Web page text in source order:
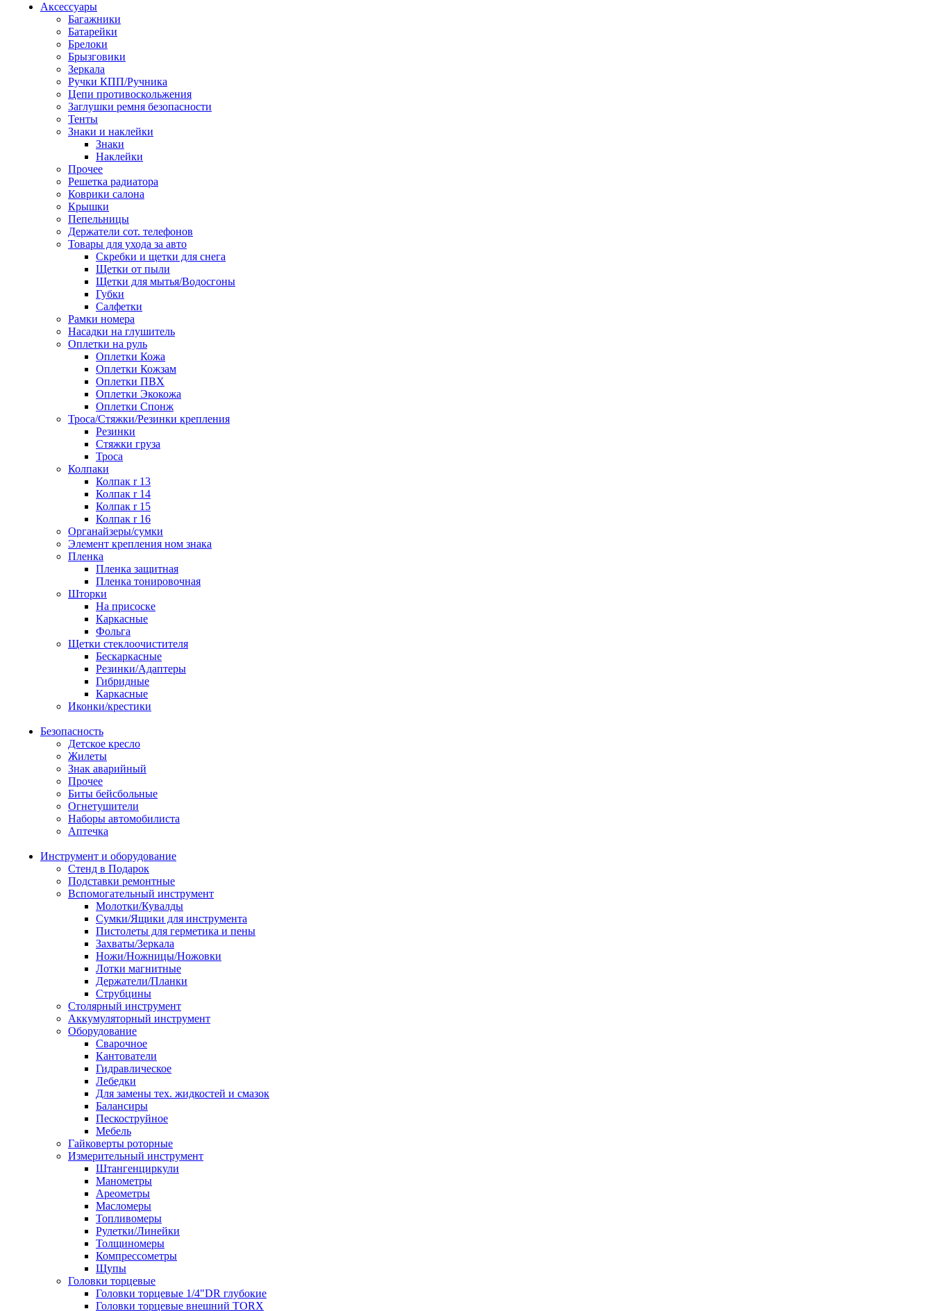
Аксессуары
Багажники
Батарейки
Брелоки
Брызговики
Зеркала
Ручки КПП/Ручника
Цепи противоскольжения
Заглушки ремня безопасности
Тенты
Знаки и наклейки
Знаки
Наклейки
Прочее
Решетка радиатора
Коврики салона
Крышки
Пепельницы
Держатели сот. телефонов
Товары для ухода за авто
Скребки и щетки для снега
Щетки от пыли
Щетки для мытья/Водосгоны
Губки
Салфетки
Рамки номера
Насадки на глушитель
Оплетки на руль
Оплетки Кожа
Оплетки Кожзам
Оплетки ПВХ
Оплетки Экокожа
Оплетки Спонж
Троса/Стяжки/Резинки крепления
Резинки
Стяжки груза
Троса
Колпаки
Колпак r 13
Колпак r 14
Колпак r 15
Колпак r 16
Органайзеры/сумки
Элемент крепления ном знака
Пленка
Пленка защитная
Пленка тонировочная
Шторки
На присоске
Каркасные
Фольга
Щетки стеклоочистителя
Бескаркасные
Резинки/Адаптеры
Гибридные
Каркасные
Иконки/крестики
Безопасность
Детское кресло
Жилеты
Знак аварийный
Прочее
Биты бейсбольные
Огнетушители
Наборы автомобилиста
Аптечка
Инструмент и оборудование
Стенд в Подарок
Подставки ремонтные
Вспомогательный инструмент
Молотки/Кувалды
Сумки/Ящики для инструмента
Пистолеты для герметика и пены
Захваты/Зеркала
Ножи/Ножницы/Ножовки
Лотки магнитные
Держатели/Планки
Струбцины
Столярный инструмент
Аккумуляторный инструмент
Оборудование
Сварочное
Кантователи
Гидравлическое
Лебедки
Для замены тех. жидкостей и смазок
Балансиры
Пескоструйное
Мебель
Гайковерты роторные
Измерительный инструмент
Штангенциркули
Манометры
Ареометры
Масломеры
Топливомеры
Рулетки/Линейки
Толщиномеры
Компрессометры
Щупы
Головки торцевые
Головки торцевые 1/4"DR глубокие
Головки торцевые внешний TORX